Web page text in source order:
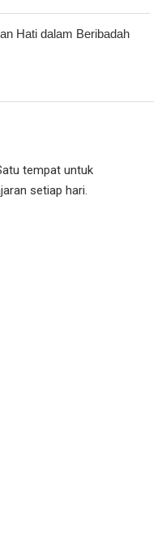
Hati dalam Beribadah
tempat untuk
setiap hari.